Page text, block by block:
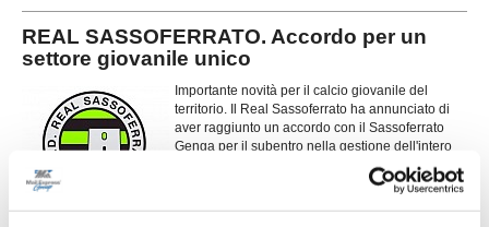
REAL SASSOFERRATO. Accordo per un
settore giovanile unico
Importante novità per il calcio giovanile del
territorio. Il Real Sassoferrato ha annunciato di
aver raggiunto un accordo con il Sassoferrato
Genga per il subentro nella gestione dell'intero